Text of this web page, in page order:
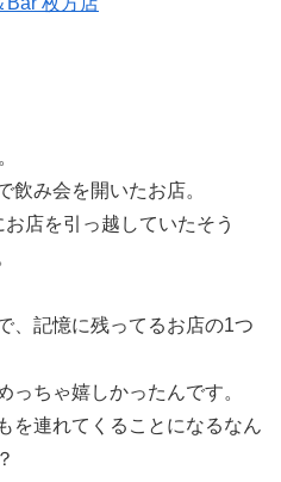
飲み会を開いたお店。
店を引っ越していたそう
、記憶に残ってるお店の1つ
っちゃ嬉しかったんです。
を連れてくることになるなん